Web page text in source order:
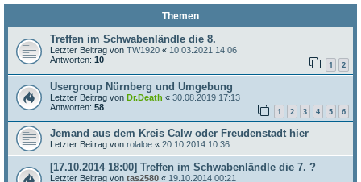
Themen
Treffen im Schwabenländle die 8.
Letzter Beitrag von TW1920 « 10.03.2021 14:06
Antworten: 10 1 2
Usergroup Nürnberg und Umgebung
Letzter Beitrag von Dr.Death « 30.08.2019 17:13
Antworten: 58 1 2 3 4 5 6
Jemand aus dem Kreis Calw oder Freudenstadt hier
Letzter Beitrag von rolaloe « 20.10.2014 10:36
[17.10.2014 18:00] Treffen im Schwabenländle die 7. ?
Letzter Beitrag von tas2580 « 19.10.2014 00:21